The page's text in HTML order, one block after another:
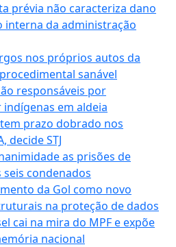
prévia não caracteriza dano
interna da administração
nos próprios autos da
sanável
responsáveis por
em aldeia
prazo dobrado nos
decide STJ
as prisões de
condenados
da Gol como novo
na proteção de dados
cai na mira do MPF e expõe
nacional